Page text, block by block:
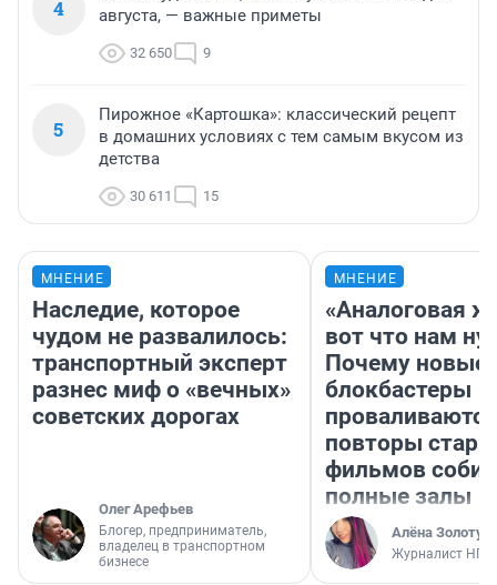
4
августа, — важные приметы
32 650 9
5
Пирожное «Картошка»: классический рецепт
в домашних условиях с тем самым вкусом из
детства
30 611 15
МНЕНИЕ
Наследие, которое
чудом не развалилось:
транспортный эксперт
разнес миф о «вечных»
советских дорогах
Олег Арефьев
Блогер, предприниматель,
владелец в транспортном
бизнесе
МНЕНИЕ
«Аналоговая
вот что нам
Почему новые
блокбастеры
повторы
фильмов
полные залы
Алёна
Журналист НГС